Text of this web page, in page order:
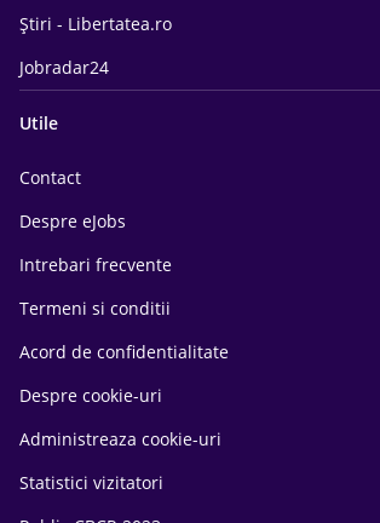
Știri - Libertatea.ro
Jobradar24
Utile
Contact
Despre eJobs
Intrebari frecvente
Termeni si conditii
Acord de confidentialitate
Despre cookie-uri
Administreaza cookie-uri
Statistici vizitatori